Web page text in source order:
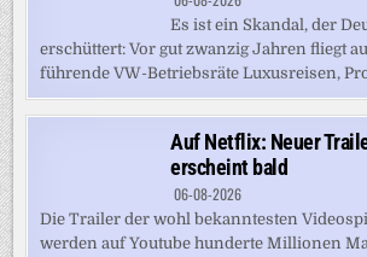
Es ist ein Skandal, der
erschüttert: Vor gut zwanzig Jahren fliegt
führende VW-Betriebsräte Luxusreisen,
Auf Netflix: Neuer
erscheint bald
06-08-2026
Die Trailer der wohl bekanntesten
werden auf Youtube hunderte Millionen